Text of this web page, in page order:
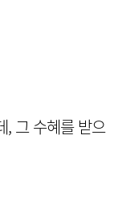
, 그 수혜를 받으